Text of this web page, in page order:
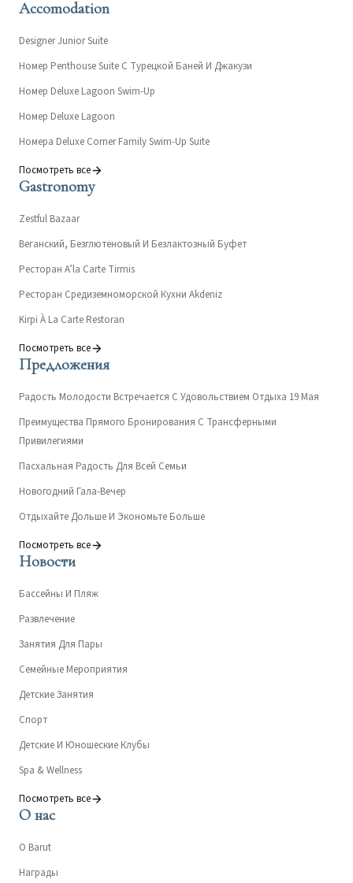
Accomodation
Designer Junior Suite
Номер Penthouse Suite С Турецкой Баней И Джакузи
Номер Deluxe Lagoon Swim-Up
Номер Deluxe Lagoon
Номера Deluxe Corner Family Swim-Up Suite
Посмотреть все
Gastronomy
Zestful Bazaar
Веганский, Безглютеновый И Безлактозный Буфет
Ресторан A’la Carte Tirmis
Ресторан Средиземноморской Кухни Akdeniz
Kirpi À La Carte Restoran
Посмотреть все
Предложения
Радость Молодости Встречается С Удовольствием Отдыха 19 Мая
Преимущества Прямого Бронирования С Трансферными
Привилегиями
Пасхальная Радость Для Всей Семьи
Новогодний Гала-Вечер
Отдыхайте Дольше И Экономьте Больше
Посмотреть все
Новости
Бассейны И Пляж
Развлечение
Занятия Для Пары
Семейные Мероприятия
Детские Занятия
Спорт
Детские И Юношеские Клубы
Spa & Wellness
Посмотреть все
О нас
О Barut
Награды